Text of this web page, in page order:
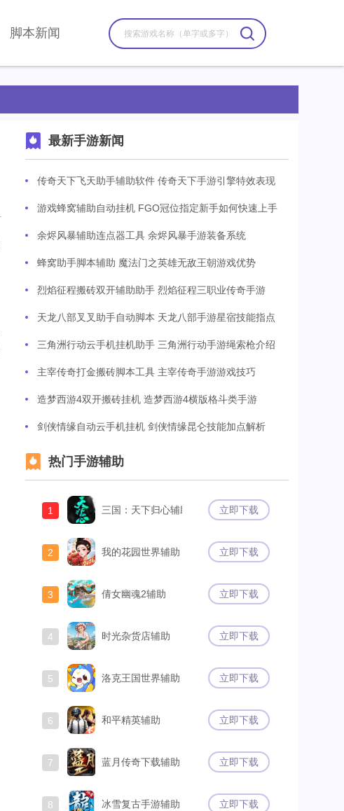
脚本新闻
最新手游新闻
传奇天下飞天助手辅助软件 传奇天下手游引擎特效表现
游戏蜂窝辅助自动挂机 FGO冠位指定新手如何快速上手
余烬风暴辅助连点器工具 余烬风暴手游装备系统
蜂窝助手脚本辅助 魔法门之英雄无敌王朝游戏优势
烈焰征程搬砖双开辅助助手 烈焰征程三职业传奇手游
天龙八部叉叉助手自动脚本 天龙八部手游星宿技能指点
三角洲行动云手机挂机助手 三角洲行动手游绳索枪介绍
主宰传奇打金搬砖脚本工具 主宰传奇手游游戏技巧
造梦西游4双开搬砖挂机 造梦西游4横版格斗类手游
剑侠情缘自动云手机挂机 剑侠情缘昆仑技能加点解析
热门手游辅助
1 三国：天下归心辅助 立即下载
2 我的花园世界辅助 立即下载
3 倩女幽魂2辅助 立即下载
4 时光杂货店辅助 立即下载
5 洛克王国世界辅助 立即下载
6 和平精英辅助 立即下载
7 蓝月传奇下载辅助 立即下载
8 冰雪复古手游辅助 立即下载